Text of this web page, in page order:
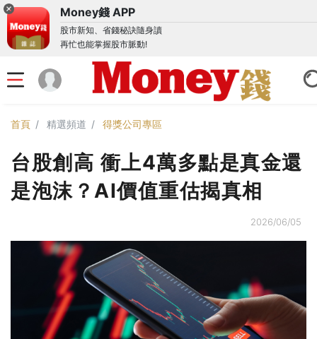
Money錢 APP
股市新知、省錢秘訣隨身讀
再忙也能掌握股市脈動!
首頁 精選頻道 得獎公司專區
台股創高 衝上4萬多點是真金還
是泡沫？AI價值重估揭真相
2026/06/05